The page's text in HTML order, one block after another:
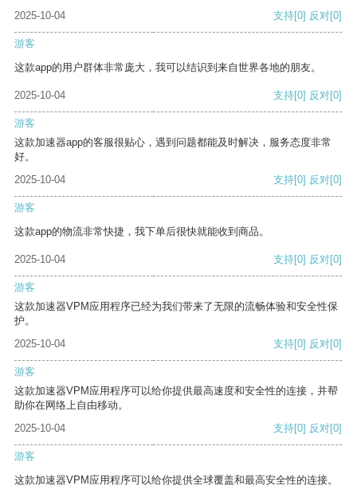
2025-10-04
支持[0] 反对[0]
游客
这款app的用户群体非常庞大，我可以结识到来自世界各地的朋友。
2025-10-04 支持[0] 反对[0]
游客
这款加速器app的客服很贴心，遇到问题都能及时解决，服务态度非常
好。
2025-10-04
支持[0] 反对[0]
游客
这款app的物流非常快捷，我下单后很快就能收到商品。
2025-10-04 支持[0] 反对[0]
游客
这款加速器VPM应用程序已经为我们带来了无限的流畅体验和安全性保
护。
2025-10-04
支持[0] 反对[0]
游客
这款加速器VPM应用程序可以给你提供最高速度和安全性的连接，并帮
助你在网络上自由移动。
2025-10-04
支持[0] 反对[0]
游客
这款加速器VPM应用程序可以给你提供全球覆盖和最高安全性的连接。